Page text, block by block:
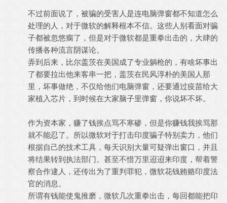
不过前面说了，被骗的受害人是连电脑弹窗都不知道怎么
处理的人，对于微软的解释根本不信。这些人别看面对骗
子都被忽悠瘸了，但是对于微软都是重拳出击的，大肆的
传播各种流言阴谋论。
弄到后来，比尔盖茨在美国成了专业躺枪的，有啥坏事出
了都要拉出他来客串一把，盖茨在民风淳朴的美国人那
里，坏事做绝，不仅给他们电脑弹窗，还要通过疫苗给大
家植入芯片，到时候在大家脑子里弹窗，你说坏不坏。
作为资本家，赚了钱挨点骂不寒碜，但是你赚钱我挨骂那
就不能忍了。所以微软对于打击印度骗子特别卖力，他们
根据自己的技术工具，每天识别大量可疑弹出窗口，并且
将结果转到执法部门。甚至不惜万里迢迢来印度，帮着警
察合作逮人，还传出为了重判罪犯，微软花钱贿赂印度法
官的消息。
所谓有钱能使鬼推磨，微软几次重拳出击，每回都能把印